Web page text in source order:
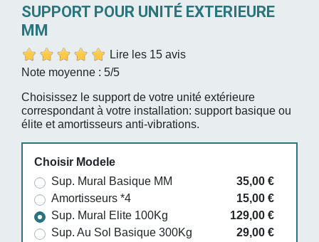
SUPPORT POUR UNITÉ EXTERIEURE
MM
Lire les 15 avis
Note moyenne : 5/5
Choisissez le support de votre unité extérieure
correspondant à votre installation: support basique ou
élite et amortisseurs anti-vibrations.
Choisir Modele
Sup. Mural Basique MM
35,00 €
Amortisseurs *4
15,00 €
Sup. Mural Elite 100Kg
129,00 €
Sup. Au Sol Basique 300Kg
29,00 €